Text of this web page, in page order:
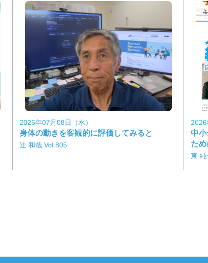
2026年07月08日（水）
身体の動きを客観的に評価してみると
辻 和哉 Vol.805
2026
中
ため
東 純